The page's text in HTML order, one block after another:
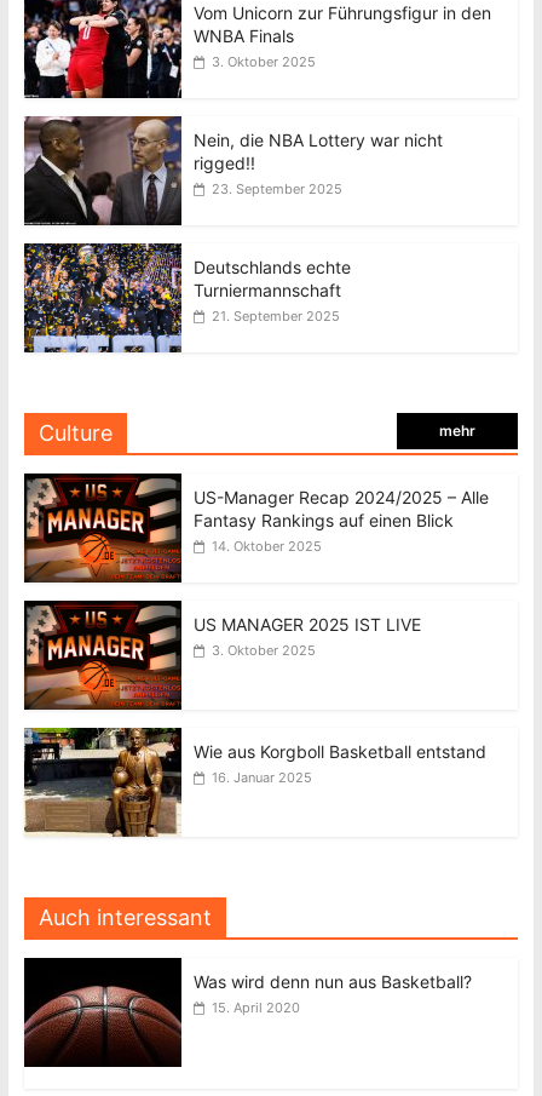
Vom Unicorn zur Führungsfigur in den
WNBA Finals
3. Oktober 2025
Nein, die NBA Lottery war nicht
rigged!!
23. September 2025
Deutschlands echte
Turniermannschaft
21. September 2025
Culture mehr
US-Manager Recap 2024/2025 – Alle
Fantasy Rankings auf einen Blick
14. Oktober 2025
US MANAGER 2025 IST LIVE
3. Oktober 2025
Wie aus Korgboll Basketball entstand
16. Januar 2025
Auch interessant
Was wird denn nun aus Basketball?
15. April 2020